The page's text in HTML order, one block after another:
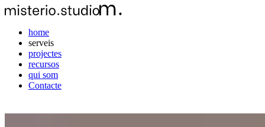
home
serveis
projectes
recursos
qui som
Contacte